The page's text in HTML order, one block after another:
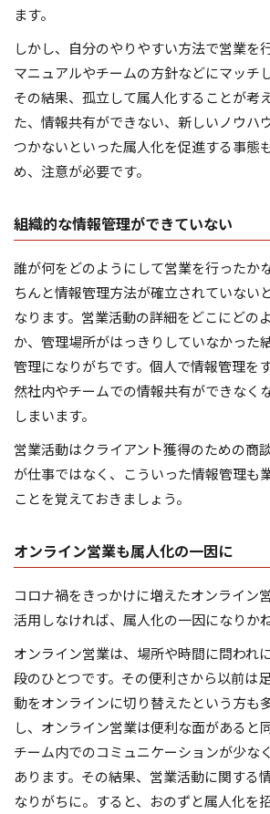
ます。
しかし、自分のやりやすい方法で営業を
マニュアルやチームの方針などにマッチ
その結果、孤立して属人化することが考
た、情報共有ができない、新しいノウハ
つかないといった属人化を促進する事態
め、注意が必要です。
組織的な情報管理ができていない
誰が何をどのようにして営業を行ったか
ちんと情報管理方法が確立されていない
なります。営業活動の詳細をどこにどの
か、管理場所がはっきりしていなかった
管理になりがちです。個人で情報管理を
然社内やチームでの情報共有ができなく
しまいます。
営業活動はクライアント獲得のための商
が仕事ではなく、こういった情報管理も
ことを覚えておきましょう。
オンライン営業も属人化の一因に
コロナ禍をきっかけに増えたオンライン
活用しなければ、属人化の一因になりか
オンライン営業は、場所や時間に問われ
段のひとつです。その便利さから以前は
動をオンラインに切り替えたという方も
し、オンライン営業は便利な面があると
チーム内でのコミュニケーションが少な
あります。その結果、営業活動に関する
なりがちに。すると、おのずと属人化を